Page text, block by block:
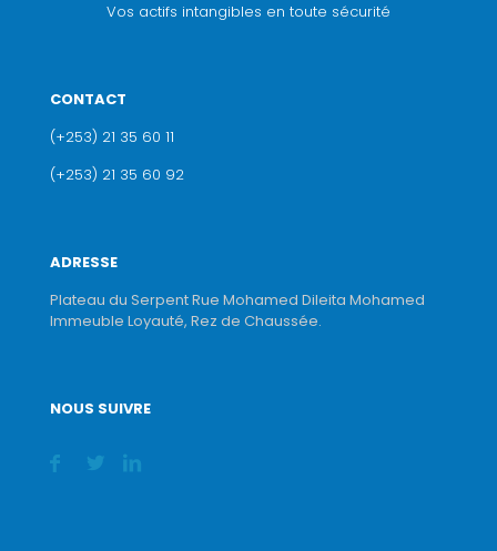
Vos actifs intangibles en toute sécurité
CONTACT
(+253) 21 35 60 11
(+253) 21 35 60 92
ADRESSE
Plateau du Serpent Rue Mohamed Dileita Mohamed
Immeuble Loyauté, Rez de Chaussée.
NOUS SUIVRE